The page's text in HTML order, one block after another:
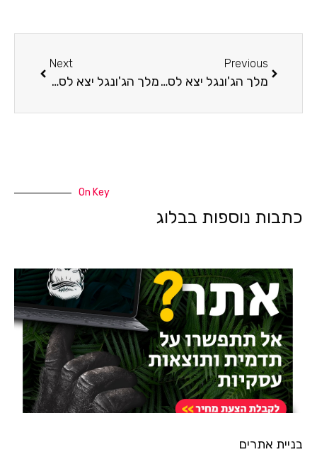
Previous
מלך הג'ונגל יצא לסקור אתרי תיירות ונופש | סקירת אתרים מההיבט העיצובי והשיווקי של חווית המשתמש​
Next
מלך הג'ונגל יצא לסקור אתרי ביוטי וקוסמטיקה​ | סקירת אתרים מההיבט העיצובי והשיווקי של חווית המשתמש​
On Key
כתבות נוספות בבלוג
בניית אתרים